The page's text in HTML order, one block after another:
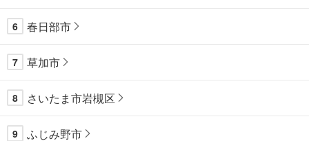
6 春日部市
7 草加市
8 さいたま市岩槻区
9 ふじみ野市